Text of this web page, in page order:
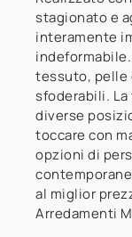
stagionato e
interamente
tessuto, pelle
sfoderabili.
diverse
toccare con
opzioni di
al miglior
Arredamenti